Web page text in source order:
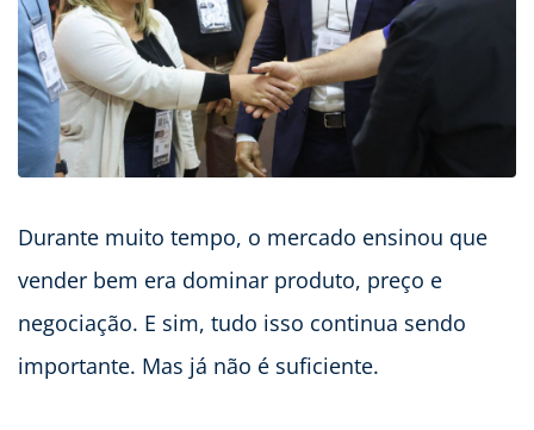
Durante muito tempo, o mercado ensinou que
vender bem era dominar produto, preço e
negociação. E sim, tudo isso continua sendo
importante. Mas já não é suficiente.